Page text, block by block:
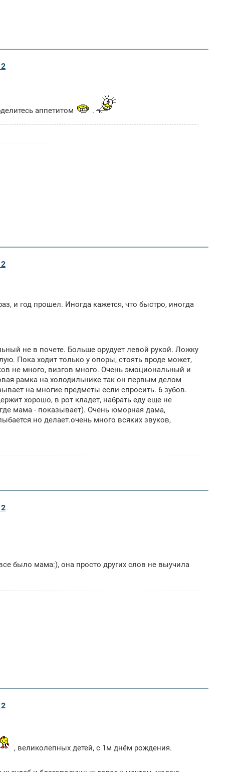
аппетитом .
и год прошел. Иногда кажется, что быстро, иногда
не в почете. Больше орудует левой рукой. Ложку
Пока ходит только у опоры, стоять вроде может,
не много, визгов много. Очень эмоциональный и
рамка на холодильнике так он первым делом
на многие предметы если спросить. 6 зубов.
хорошо, в рот кладет, набрать еду еще не
мама - показывает). Очень юморная дама,
но делает.очень много всяких звуков,
было мама:), она просто других слов не выучила
, великолепных детей, с 1м днём рождения.